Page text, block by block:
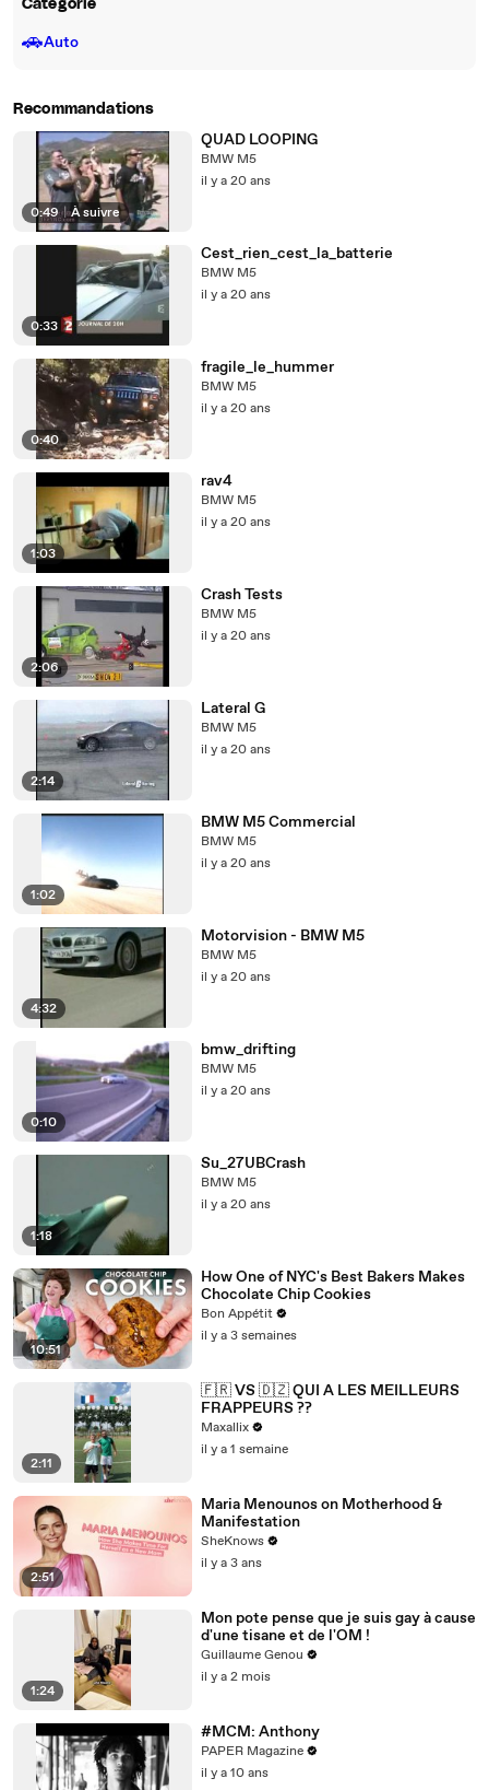
Catégorie
🚗Auto
Recommandations
0:49 | À suivre
QUAD LOOPING
BMW M5
il y a 20 ans
0:33
Cest_rien_cest_la_batterie
BMW M5
il y a 20 ans
0:40
fragile_le_hummer
BMW M5
il y a 20 ans
1:03
rav4
BMW M5
il y a 20 ans
2:06
Crash Tests
BMW M5
il y a 20 ans
2:14
Lateral G
BMW M5
il y a 20 ans
1:02
BMW M5 Commercial
BMW M5
il y a 20 ans
4:32
Motorvision - BMW M5
BMW M5
il y a 20 ans
0:10
bmw_drifting
BMW M5
il y a 20 ans
1:18
Su_27UBCrash
BMW M5
il y a 20 ans
10:51
How One of NYC's Best Bakers Makes
Chocolate Chip Cookies
Bon Appétit
il y a 3 semaines
2:11
🇫🇷 VS 🇩🇿 QUI A LES MEILLEURS
FRAPPEURS ??
Maxallix
il y a 1 semaine
2:51
Maria Menounos on Motherhood &
Manifestation
SheKnows
il y a 3 ans
1:24
Mon pote pense que je suis gay à cause
d'une tisane et de l'OM !
Guillaume Genou
il y a 2 mois
#MCM: Anthony
PAPER Magazine
il y a 10 ans